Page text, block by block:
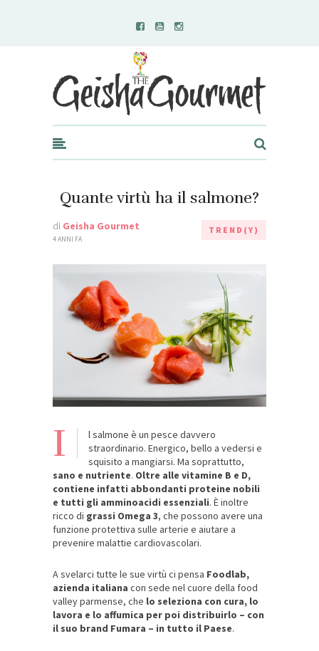
Geisha Gourmet
Quante virtù ha il salmone?
di Geisha Gourmet
4 ANNI FA
TREND(Y)
I
l salmone è un pesce davvero
straordinario. Energico, bello a vedersi e
squisito a mangiarsi. Ma soprattutto,
sano e nutriente. Oltre alle vitamine B e D,
contiene infatti abbondanti proteine nobili
e tutti gli amminoacidi essenziali. È inoltre
ricco di grassi Omega 3, che possono avere una
funzione protettiva sulle arterie e aiutare a
prevenire malattie cardiovascolari.
A svelarci tutte le sue virtù ci pensa Foodlab,
azienda italiana con sede nel cuore della food
valley parmense, che lo seleziona con cura, lo
lavora e lo affumica per poi distribuirlo – con
il suo brand Fumara – in tutto il Paese.